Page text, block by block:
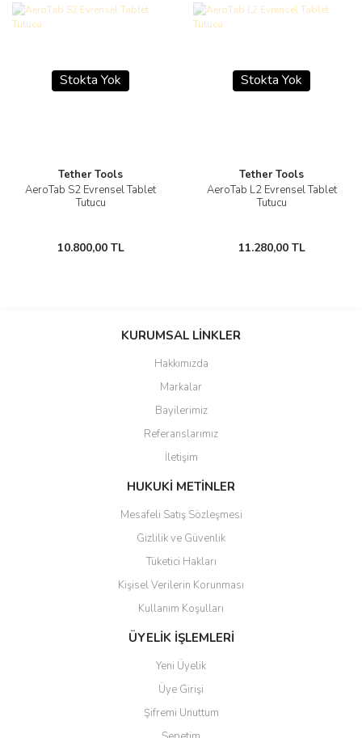
Stokta Yok
Tether Tools
AeroTab S2 Evrensel Tablet
Tutucu
10.800,00 TL
Stokta Yok
Tether Tools
AeroTab L2 Evrensel Tablet
Tutucu
11.280,00 TL
KURUMSAL LİNKLER
Hakkımızda
Markalar
Bayilerimiz
Referanslarımız
İletişim
HUKUKİ METİNLER
Mesafeli Satış Sözleşmesi
Gizlilik ve Güvenlik
Tüketici Hakları
Kişisel Verilerin Korunması
Kullanım Koşulları
ÜYELİK İŞLEMLERİ
Yeni Üyelik
Üye Girişi
Şifremi Unuttum